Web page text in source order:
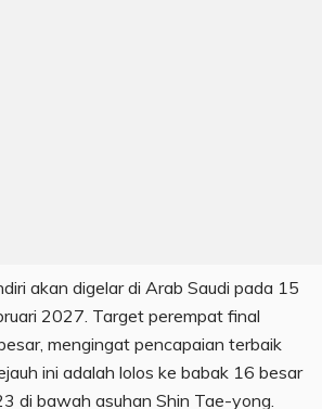
akan digelar di Arab Saudi pada 15
2027. Target perempat final
mengingat pencapaian terbaik
ini adalah lolos ke babak 16 besar
di bawah asuhan Shin Tae-yong.